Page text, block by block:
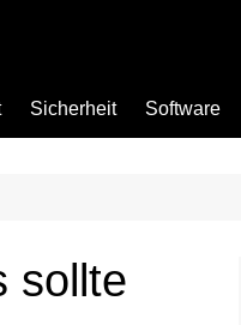
Sicherheit Software
sollte